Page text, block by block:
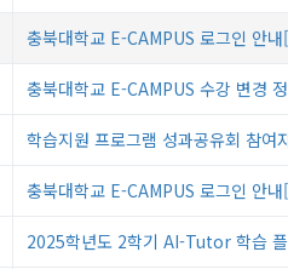
충북대학교 E-CAMPUS 로그인 안
충북대학교 E-CAMPUS 수강 변경
학습지원 프로그램 성과공유회 참여
충북대학교 E-CAMPUS 로그인 안
2025학년도 2학기 AI-Tutor 학습